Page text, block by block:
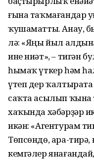
ғына таҡмағандар
ҡушаматты. Анау,
лә: «Яңы йыл
ине ниәт», – тигән
һымаҡ үткер һәм
үтеп дер
саҡта асылып ҡына
хаҡында хәбәрҙәр
икән: «Агентурам
Төпсөндө, ара-тирә,
кемгәлер